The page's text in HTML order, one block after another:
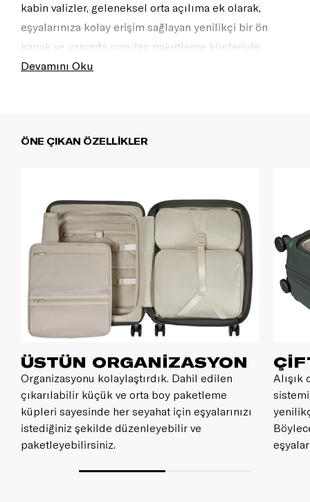
kabin valizler, geleneksel orta açılıma ek olarak,
eşyalarınıza kolay erişim sağlayan yenilikçi bir ön
kapak ve yanında sunulan paketleme küpleriyle
donatılmıştır. Çantalar ve duffle modelleri ise her
deneyimi ile Paralux'u sunuyoruz.
Devamını Oku
ÖNE ÇIKAN ÖZELLİKLER
ÜSTÜN ORGANİZASYON
Organizasyonu kolaylaştırdık. Dahil edilen
çıkarılabilir küçük ve orta boy paketleme
küpleri sayesinde her seyahat için eşyalarınızı
istediğiniz şekilde düzenleyebilir ve
paketleyebilirsiniz.
Alışık